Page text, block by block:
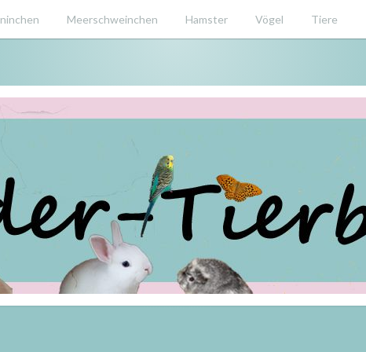
Meerschweinchen Hamster Vögel Tiere